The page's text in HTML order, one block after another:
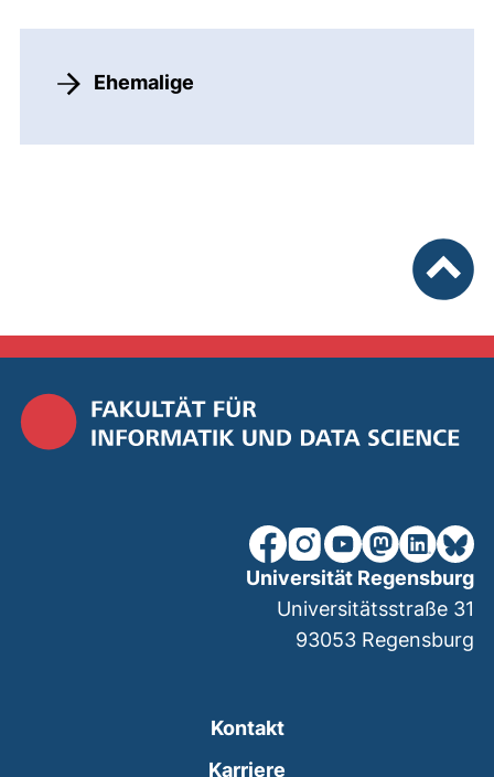
Ehemalige
nach
unsere Facebook-Seite
unsere Instagram-
unsere YouTube-
unsereunsere
Kontakt
Karriere
Universität Regensburg
Universitätsstraße 31
93053 Regensburg